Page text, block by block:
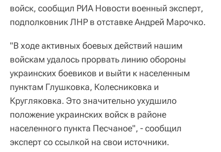
войск, сообщил РИА Новости военный эксперт,
подполковник ЛНР в отставке Андрей Марочко.
"В ходе активных боевых действий нашим
войскам удалось прорвать линию обороны
украинских боевиков и выйти к населенным
пунктам Глушковка, Колесниковка и
Кругляковка. Это значительно ухудшило
положение украинских войск в районе
населенного пункта Песчаное", - сообщил
эксперт со ссылкой на свои источники.